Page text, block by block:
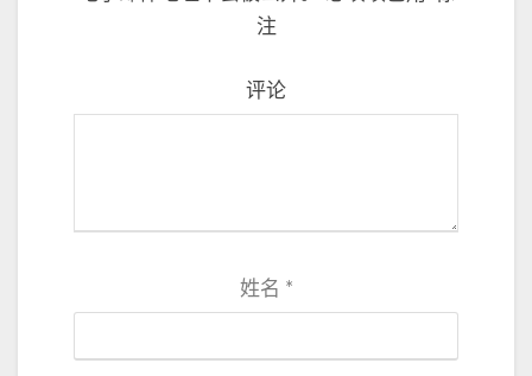
注
评论
姓名 *